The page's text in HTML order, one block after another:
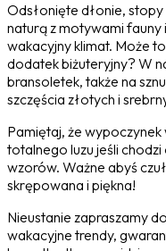
Odsłonięte dłonie,
naturą z motywami
wakacyjny klimat. Może
dodatek biżuteryjny? W
bransoletek, także na
szczęścia złotych i
Pamiętaj, że
totalnego luzu jeśli
wzorów. Ważne abyś
skrępowana i piękna!
Nieustanie zapraszamy
wakacyjne trendy,